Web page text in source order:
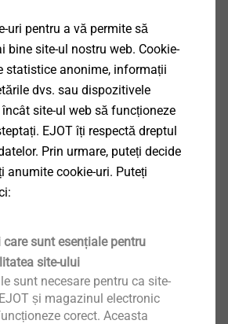
integrată pentru atașarea foliei
curățare ulterioare
și antracit
cu țesătură din fibră de sticlă 160 g,
Plasă 12,5 cm. Cu
polietilenă 9 x 1 mm și 5,5 x 3
de aderență și impermeabilă la
și rezistență maximă la radiațiile UV
sunt absorbite permanent prin
elastomer termoplastic. Bandă de
12 mm pentru prinderea foliei de
uri pentru a vă permite să
bine site-ul nostru web. Cookie-
statistice anonime, informații
dvs. sau dispozitivele
site-ul web să funcționeze
EJOT îți respectă dreptul
Prin urmare, puteți decide
anumite cookie-uri. Puteți
care sunt esențiale pentru
site-ului
sunt necesare pentru ca site-
și magazinul electronic
corect. Aceasta